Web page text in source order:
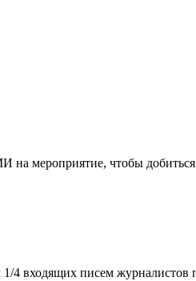
на мероприятие, чтобы
4 входящих писем журналистов